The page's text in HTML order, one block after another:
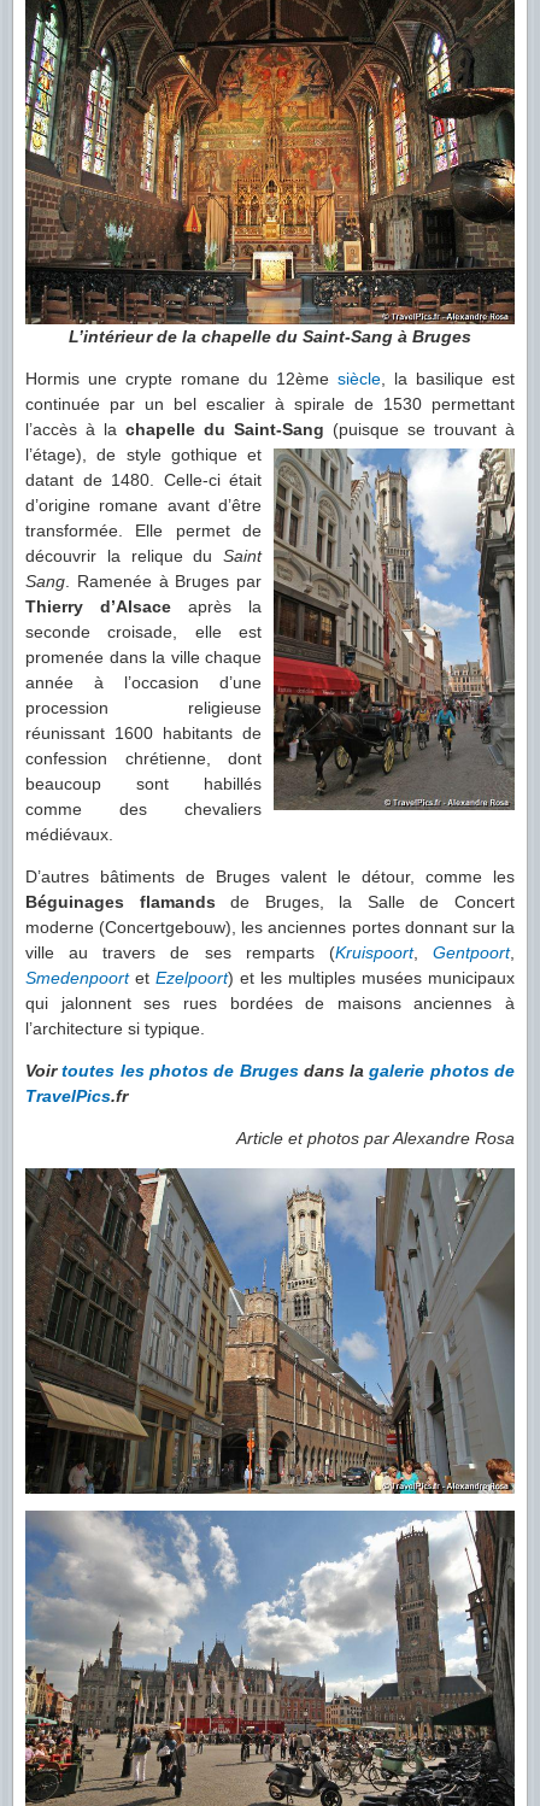
L’intérieur de la chapelle du Saint-Sang à Bruges
Hormis une crypte romane du 12ème siècle , la basilique est
continuée par un bel escalier à spirale de 1530 permettant
l’accès à la chapelle du Saint-Sang (puisque se trouvant à
l’étage), de style gothique et
datant de 1480. Celle-ci était
d’origine romane avant d’être
transformée. Elle permet de
découvrir la relique du Saint
Sang . Ramenée à Bruges par
Thierry d’Alsace après la
seconde croisade, elle est
promenée dans la ville chaque
année à l’occasion d’une
procession religieuse
réunissant 1600 habitants de
confession chrétienne, dont
beaucoup sont habillés
comme des chevaliers
médiévaux.
D’autres bâtiments de Bruges valent le détour, comme les
Béguinages flamands de Bruges, la Salle de Concert
moderne (Concertgebouw), les anciennes portes donnant sur la
ville au travers de ses remparts (Kruispoort,Gentpoort,
Smedenpoortet Ezelpoort) et les multiples musées municipaux
qui jalonnent ses rues bordées de maisons anciennes à
l’architecture si typique.
Voirtoutes les photos de Brugesdans lagalerie photos de
TravelPics.fr
Article et photos par Alexandre Rosa